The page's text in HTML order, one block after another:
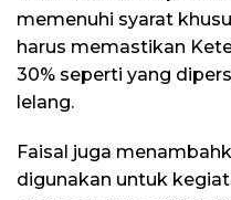
memenuhi syarat
harus memastikan
30% seperti yang
lelang.
Faisal juga
digunakan untuk